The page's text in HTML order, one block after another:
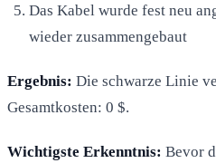
Das Kabel wurde fest neu
wieder zusammengebaut
Ergebnis: Die schwarze Linie
Gesamtkosten: 0 $.
Wichtigste Erkenntnis: Bevor